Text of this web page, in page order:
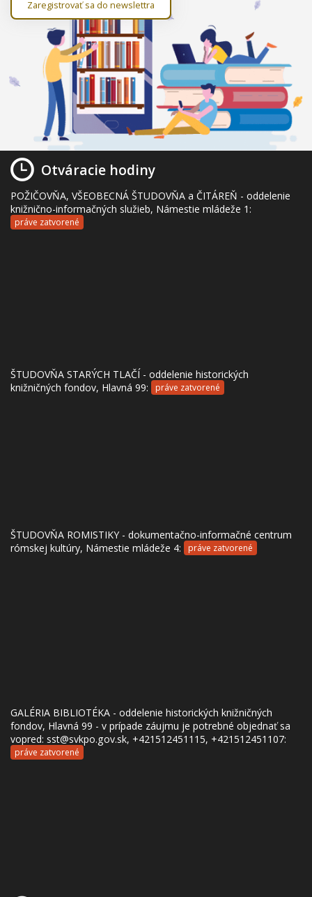
Zaregistrovať sa do newslettra
Otváracie hodiny
POŽIČOVŇA, VŠEOBECNÁ ŠTUDOVŇA a ČITÁREŇ - oddelenie
knižnično-informačných služieb, Námestie mládeže 1:
práve zatvorené
ŠTUDOVŇA STARÝCH TLAČÍ - oddelenie historických
knižničných fondov, Hlavná 99:
práve zatvorené
ŠTUDOVŇA ROMISTIKY - dokumentačno-informačné centrum
rómskej kultúry, Námestie mládeže 4:
práve zatvorené
GALÉRIA BIBLIOTÉKA - oddelenie historických knižničných
fondov, Hlavná 99 - v prípade záujmu je potrebné objednať sa
vopred: sst@svkpo.gov.sk, +421512451115, +421512451107:
práve zatvorené